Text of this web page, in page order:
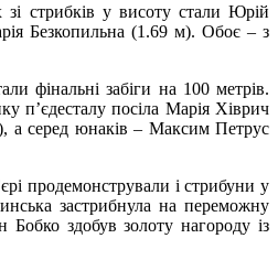
стрибків у висоту стали Юрій
Безкопильна (1.69 м). Обоє – з
фінальні забіги на 100 метрів.
п’єдесталу посіла Марія Хіврич
а серед юнаків – Максим Петрус
продемонстрували і стрибуни у
застрибнула на переможну
здобув золоту нагороду із